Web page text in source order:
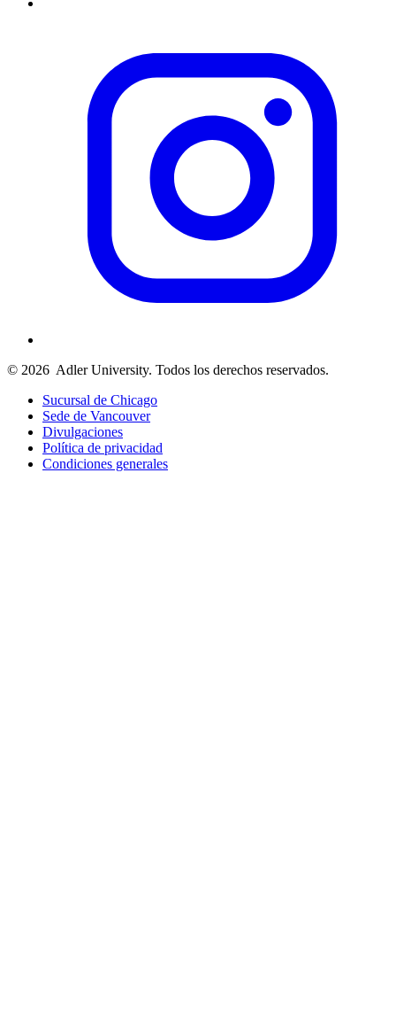
© 2026 Adler University. Todos los derechos reservados.
Sucursal de Chicago
Sede de Vancouver
Divulgaciones
Política de privacidad
Condiciones generales